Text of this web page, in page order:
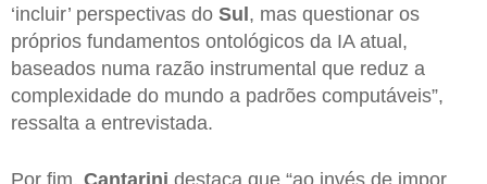
‘incluir’ perspectivas do Sul , mas questionar os
próprios fundamentos ontológicos da IA atual,
baseados numa razão instrumental que reduz a
complexidade do mundo a padrões computáveis”,
ressalta a entrevistada.
Por fim, Cantarini destaca que “ao invés de impor